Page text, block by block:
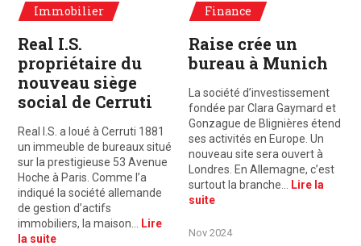
Immobilier
Real I.S.
propriétaire du
nouveau siège
social de Cerruti
Real I.S. a loué à Cerruti 1881
un immeuble de bureaux situé
sur la prestigieuse 53 Avenue
Hoche à Paris. Comme l’a
indiqué la société allemande
de gestion d’actifs
immobiliers, la maison…
Lire
la suite
Finance
Raise crée un
bureau à Munich
La société d’investissement
fondée par Clara Gaymard et
Gonzague de Blignières étend
ses activités en Europe. Un
nouveau site sera ouvert à
Londres. En Allemagne, c’est
surtout la branche…
Lire la
suite
Nov 2024